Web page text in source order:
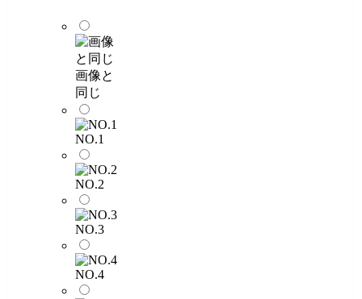
画像と
同じ
NO.1
NO.2
NO.3
NO.4